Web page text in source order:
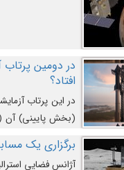
افتاد؟
در این پرتاب
کند و سپس با یک
برگزاری یک
آژانس فضایی